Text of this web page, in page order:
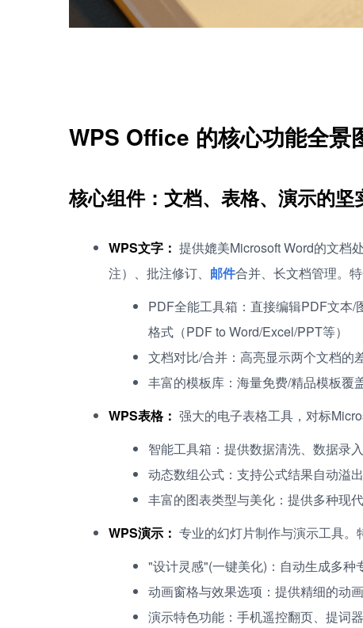
WPS Office 的核心功能全景
核心组件：文档、表格、演示的坚
WPS文字： 提供媲美Microsoft Word的文档
注）、批注修订、 邮件合并、长文档管理。特
PDF全能工具箱：直接编辑PDF文本
格式（PDF to Word/Excel/PPT等）
文档对比/合并：高亮显示两个文档的
丰富的模板库：海量免费/精品模板覆
WPS表格： 强大的电子表格工具，对标
智能工具箱：提供数据清洗、数据录
动态数组公式：支持公式结果自动溢
丰富的图表类型与美化：提供多种现
WPS演示： 专业的幻灯片制作与演示工具。
"设计灵感"(一键美化)：自动生成多种
动画窗格与效果选项：提供精细的动
演示特色功能：手机遥控翻页、提词